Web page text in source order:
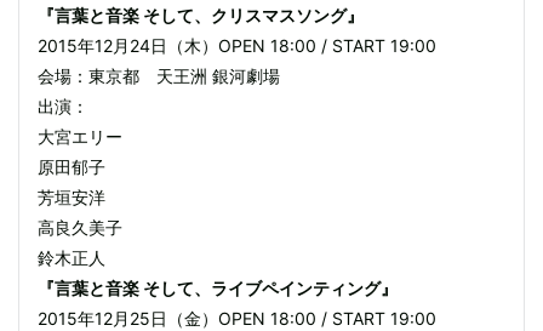
『言葉と音楽 そして、クリスマスソング』
2015年12月24日（木）OPEN 18:00 / START 19:00
会場：東京都 天王洲 銀河劇場
出演：
大宮エリー
原田郁子
芳垣安洋
高良久美子
鈴木正人
『言葉と音楽 そして、ライブペインティング』
2015年12月25日（金）OPEN 18:00 / START 19:00